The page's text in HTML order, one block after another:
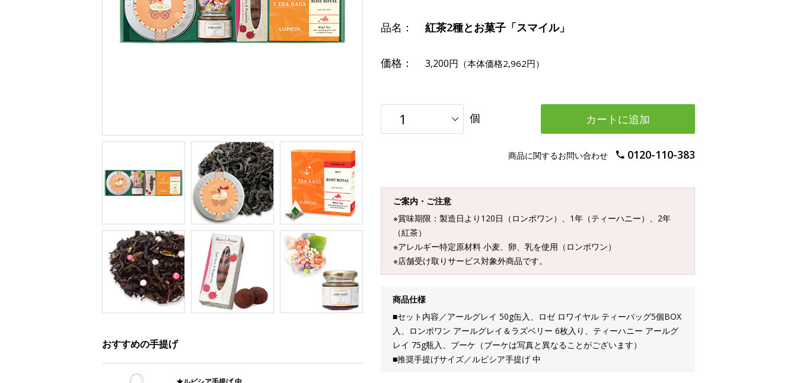
品名： 紅茶2種とお菓子「スマイル」
価格： 3,200円 （本体価格2,962円）
個 カートに追加
商品に関するお問い合わせ 0120-110-383
ご案内・ご注意
※賞味期限：製造日より120日（ロンポワン）、1年（ティーハニー）、2年
（紅茶）
※アレルギー特定原材料 小麦、卵、乳を使用（ロンポワン）
※店舗受け取りサービス対象外商品です。
商品仕様
■セット内容／アールグレイ 50g缶入、ロゼ ロワイヤル ティーバッグ5個BOX
入、ロンポワン アールグレイ＆ラズベリー 6枚入り、ティーハニー アールグ
レイ 75g瓶入、ブーケ（ブーケは写真と異なることがございます）
■推奨手提げサイズ／ルピシア手提げ 中
おすすめの手提げ